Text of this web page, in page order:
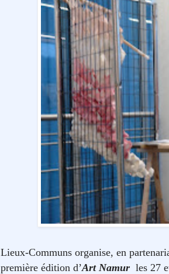
Lieux-Communs organise, en
première édition d’Art Namur les 27